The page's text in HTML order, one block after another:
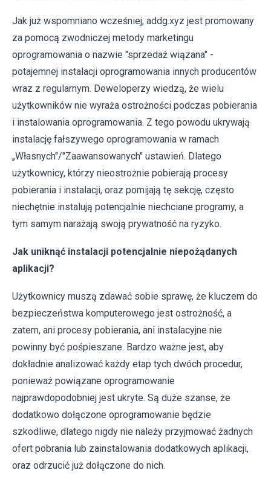
Jak już wspomniano wcześniej, addg.xyz jest promowany
za pomocą zwodniczej metody marketingu
oprogramowania o nazwie "sprzedaż wiązana" -
potajemnej instalacji oprogramowania innych producentów
wraz z regularnym. Deweloperzy wiedzą, że wielu
użytkowników nie wyraża ostrożności podczas pobierania
i instalowania oprogramowania. Z tego powodu ukrywają
instalację fałszywego oprogramowania w ramach
„Własnych"/"Zaawansowanych" ustawień. Dlatego
użytkownicy, którzy nieostrożnie pobierają procesy
pobierania i instalacji, oraz pomijają tę sekcję, często
niechętnie instalują potencjalnie niechciane programy, a
tym samym narażają swoją prywatność na ryzyko.
Jak uniknąć instalacji potencjalnie niepożądanych
aplikacji?
Użytkownicy muszą zdawać sobie sprawę, że kluczem do
bezpieczeństwa komputerowego jest ostrożność, a
zatem, ani procesy pobierania, ani instalacyjne nie
powinny być pośpieszane. Bardzo ważne jest, aby
dokładnie analizować każdy etap tych dwóch procedur,
ponieważ powiązane oprogramowanie
najprawdopodobniej jest ukryte. Są duże szanse, że
dodatkowo dołączone oprogramowanie będzie
szkodliwe, dlatego nigdy nie należy przyjmować żadnych
ofert pobrania lub zainstalowania dodatkowych aplikacji,
oraz odrzucić już dołączone do nich.